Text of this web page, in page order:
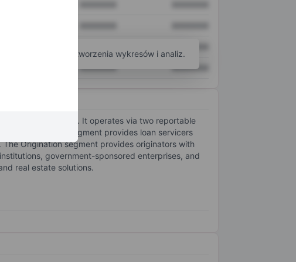
XXXXXXX XXXXXXX
narzędzi do tworzenia wykresów i analiz.
industries. It operates via two reportable
and Real Estate segment provides loan servicers
Origination segment provides originators with
government-sponsored enterprises, and
real estate solutions.